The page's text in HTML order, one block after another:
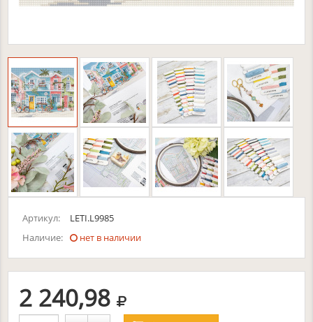
Артикул:
LETI.L9985
Наличие:
нет в наличии
2 240,98 руб.